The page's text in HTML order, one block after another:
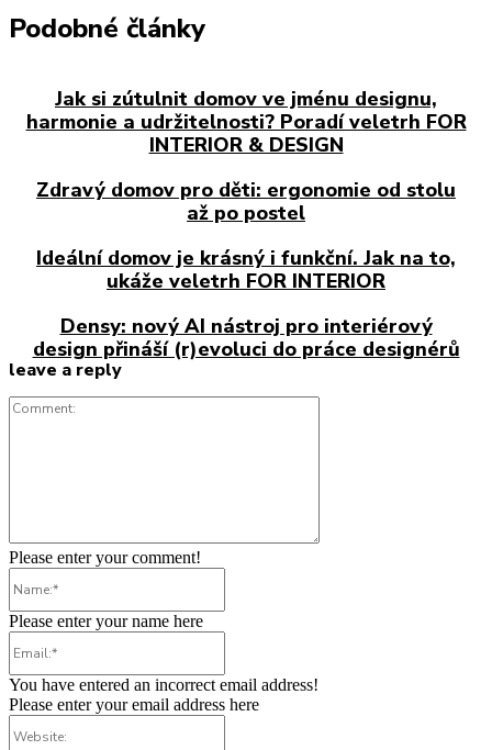
Podobné články
Jak si zútulnit domov ve jménu designu,
harmonie a udržitelnosti? Poradí veletrh FOR
INTERIOR & DESIGN
Zdravý domov pro děti: ergonomie od stolu
až po postel
Ideální domov je krásný i funkční. Jak na to,
ukáže veletrh FOR INTERIOR
Densy: nový AI nástroj pro interiérový
design přináší (r)evoluci do práce designérů
leave a reply
Please enter your comment!
Please enter your name here
You have entered an incorrect email address!
Please enter your email address here